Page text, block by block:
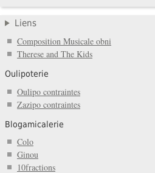
Liens
Composition Musicale obni
Therese and The Kids
Oulipoterie
Oulipo contraintes
Zazipo contraintes
Blogamicalerie
Colo
Ginou
10fractions